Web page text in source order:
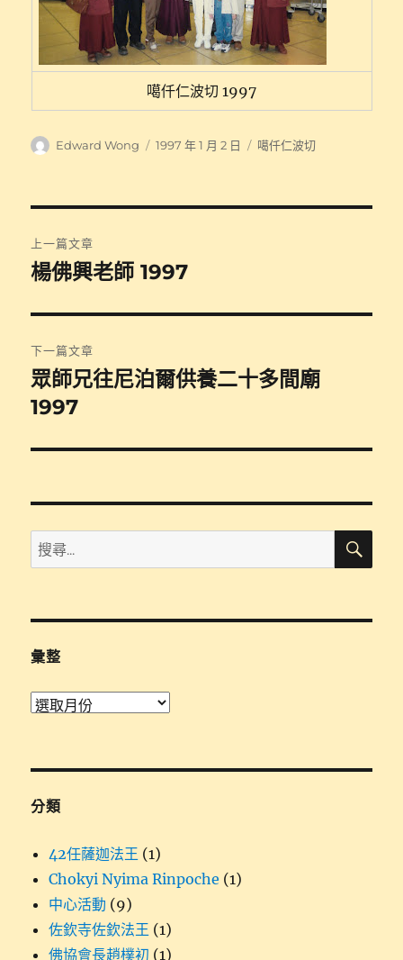
噶仟仁波切 1997
作
Edward Wong
發
1997 年 1 月 2 日
分
噶仟仁波切
章
覽
上一篇文章
上
篇
文
章:
楊佛興老師 1997
下一篇文章
下
一
文
眾師兄往尼泊爾供養二十多間廟
1997
搜
尋
鍵
搜
彙整
彙
分類
42任薩迦法王 (1)
Chokyi Nyima Rinpoche (1)
中心活動 (9)
佐欽寺佐欽法王 (1)
佛協會長趙樸初 (1)